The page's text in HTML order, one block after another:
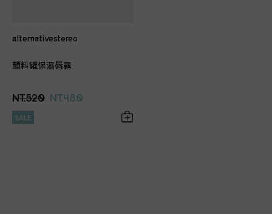
alternativestereo
顏料罐保濕唇露
NT.520 NT.480
SALE